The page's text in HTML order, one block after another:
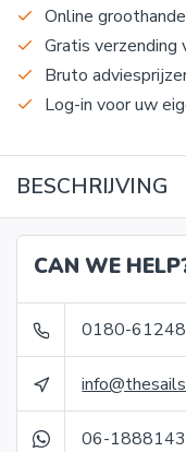
Online
Gratis verzending
Bruto
Log-in voor uw
BESCHRIJVING
CAN WE
0180-
06-